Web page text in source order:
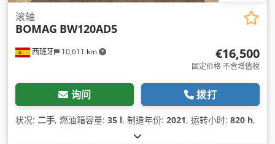
西班牙 10,611 km
滚轴
BOMAG BW120AD5
€16,500
固定价格 不含增值税
询问 拨打
状况: 二手, 燃油箱容量: 35 l, 制造年份: 2021, 运转小时: 820 h,